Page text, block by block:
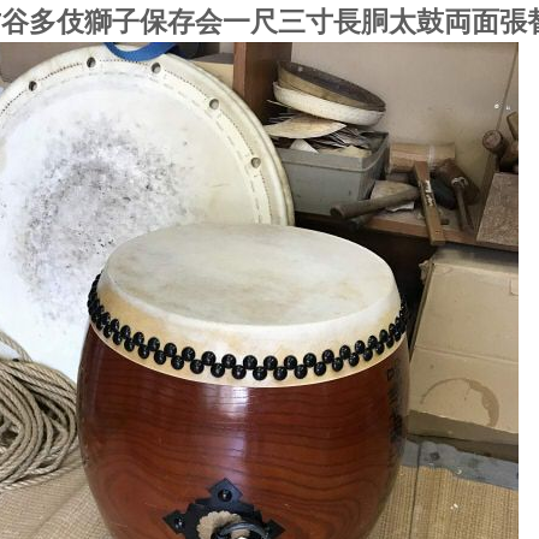
多伎獅子保存会一尺三寸長胴太鼓両面